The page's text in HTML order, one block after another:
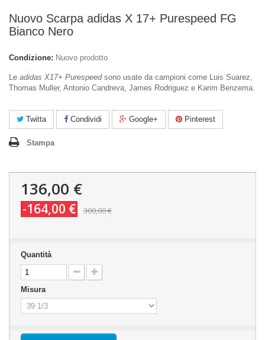
Nuovo Scarpa adidas X 17+ Purespeed FG
Bianco Nero
Condizione: Nuovo prodotto
Le adidas X17+ Purespeedsono usate da campioni come Luis Suarez,
Thomas Muller, Antonio Candreva, James Rodriguez e Karim Benzema.
Twitta Condividi Google+ Pinterest
Stampa
136,00 €
-164,00 € 300,00 €
Quantità
Misura